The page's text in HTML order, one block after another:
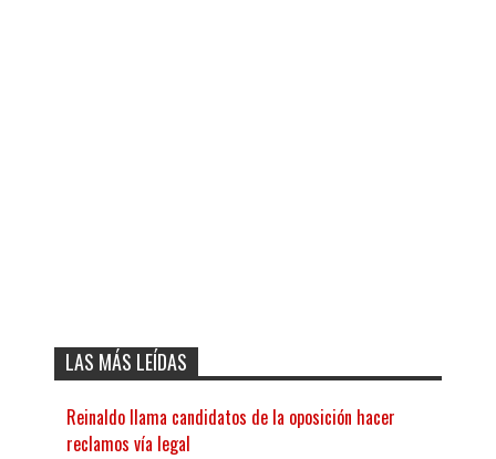
LAS MÁS LEÍDAS
Reinaldo llama candidatos de la oposición hacer
reclamos vía legal